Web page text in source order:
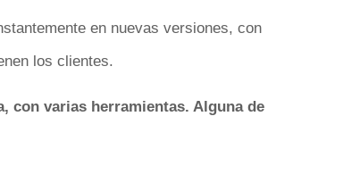
en nuevas versiones, con
los clientes.
con varias herramientas. Alguna de